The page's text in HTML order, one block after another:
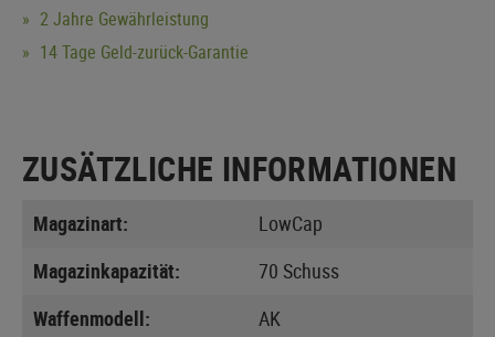
2 Jahre Gewährleistung
14 Tage Geld-zurück-Garantie
ZUSÄTZLICHE INFORMATIONEN
Magazinart:
LowCap
Magazinkapazität:
70 Schuss
Waffenmodell:
AK